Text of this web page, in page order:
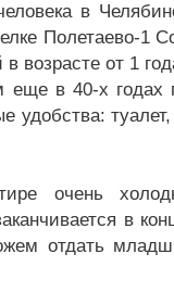
в
Полетаево-1
возрасте от 1
в 40-х годах
туалет,
очень
в
отдать